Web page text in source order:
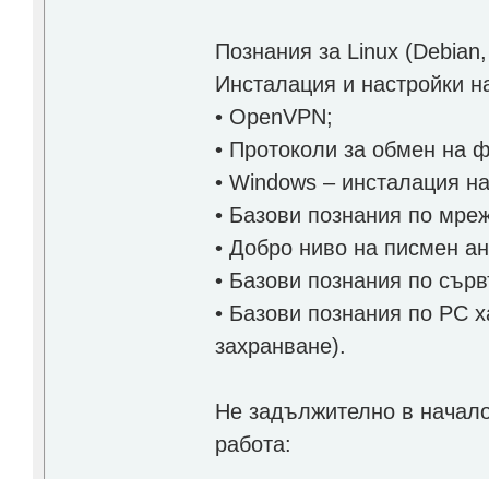
Познания за Linux
Инсталация и настройки
• OpenVPN;
• Протоколи за обмен на
• Windows – инсталация
• Базови познания по
• Добро ниво на писмен
• Базови познания по
• Базови познания по PC
захранване).
Не задължително в
работа: